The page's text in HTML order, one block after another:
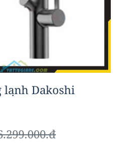
lạnh Dakoshi